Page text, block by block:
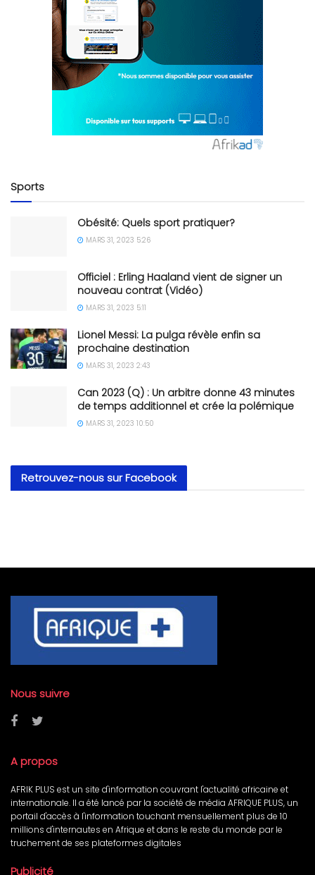
Sports
Obésité: Quels sport pratiquer?
MARS 31, 2023 5:26
Officiel : Erling Haaland vient de signer un
nouveau contrat (Vidéo)
MARS 31, 2023 5:11
Lionel Messi: La pulga révèle enfin sa
prochaine destination
MARS 31, 2023 2:43
Can 2023 (Q) : Un arbitre donne 43 minutes
de temps additionnel et crée la polémique
MARS 31, 2023 10:50
Retrouvez-nous sur Facebook
Nous suivre
A propos
AFRIK PLUS est un site d'information couvrant l'actualité africaine et
internationale. Il a été lancé par la société de média AFRIQUE PLUS, un
portail d'accès à l'information touchant mensuellement plus de 10
millions d'internautes en Afrique et dans le reste du monde par le
truchement de ses plateformes digitales
Publicité